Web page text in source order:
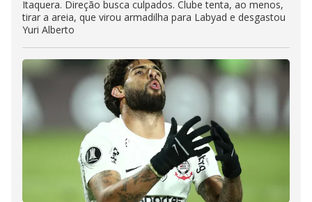
Itaquera. Direção busca culpados. Clube tenta, ao menos,
tirar a areia, que virou armadilha para Labyad e desgastou
Yuri Alberto